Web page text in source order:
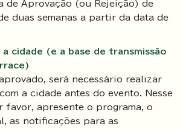
de Aprovação (ou Rejeição) de
duas semanas a partir da data de
a cidade (e a base de transmissão
será necessário realizar
a cidade antes do evento. Nesse
favor, apresente o programa, o
as notificações para as